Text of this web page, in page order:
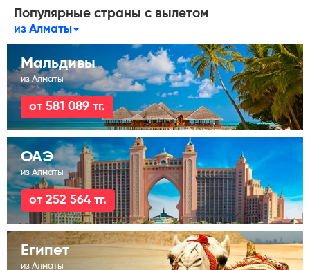
Популярные страны с вылетом
из Алматы
Мальдивы
из Алматы
от 581 089 тг.
ОАЭ
из Алматы
от 252 564 тг.
Египет
из Алматы